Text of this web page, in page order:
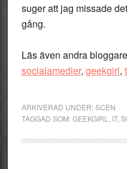
suger att jag missade
gång.
Läs även andra
socialamedier, geekgirl,
ARKIVERAD UNDER:SCEN
TAGGAD SOM:GEEKGIRL IT,